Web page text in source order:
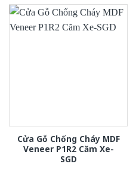
Cửa Gỗ Chống Cháy MDF
Veneer P1R2 Căm Xe-
SGD